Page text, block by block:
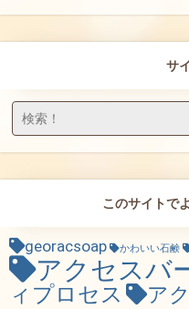
サ
このサイトで
georacsoap かわいい石鹸
アクセスバ
ィプロセス
ア